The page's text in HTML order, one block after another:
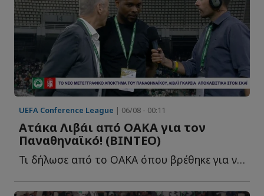
UEFA Conference League | 06/08 - 00:11
Ατάκα Λιβάι από ΟΑΚΑ για τον
Παναθηναϊκό! (ΒΙΝΤΕΟ)
Τι δήλωσε από το ΟΑΚΑ όπου βρέθηκε για να παρακολουθήσει τ...